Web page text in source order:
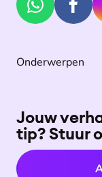
Onderwerpen
Jouw
tip? Stuur